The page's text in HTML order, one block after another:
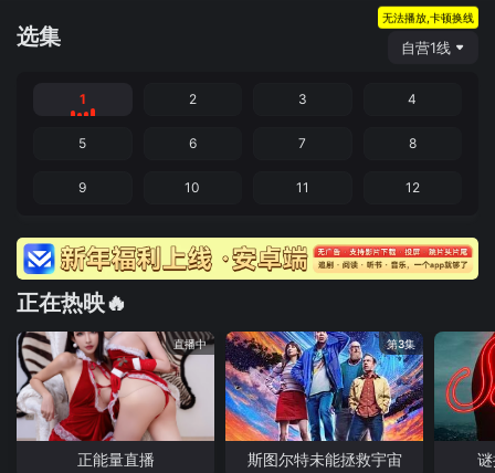
选集
无法播放,卡顿换线
自营1线
1 2 3 4
5 6 7 8
9 10 11 12
正在热映🔥
直播中
正能量直播
第3集
斯图尔特未能拯救宇宙